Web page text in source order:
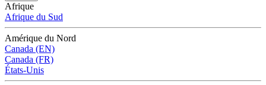
Afrique
Afrique du Sud
Amérique du Nord
Canada (EN)
Canada (FR)
États-Unis